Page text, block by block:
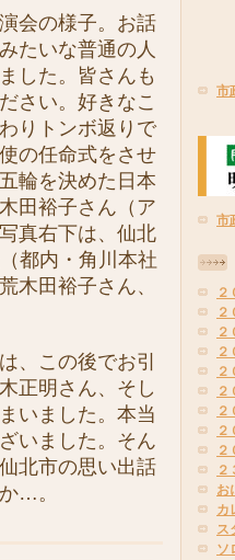
会の様子。お話
たいな普通の人
した。皆さんも
さい。好きなこ
りトンボ返りで
の任命式をさせ
輪を決めた日本
田裕子さん（ア
真右下は、仙北
都内・角川本社
木田裕子さん、
、この後でお引
正明さん、そし
いました。本当
いました。そん
北市の思い出話
…。
市
市
２
２
２
２
２
２
２
２
２
２
お
カ
ス
ソ